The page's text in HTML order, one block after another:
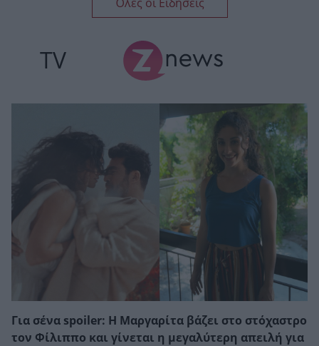
Όλες οι Ειδήσεις
TV
Για σένα spoiler: Η Μαργαρίτα βάζει στο στόχαστρο
τον Φίλιππο και γίνεται η μεγαλύτερη απειλή για